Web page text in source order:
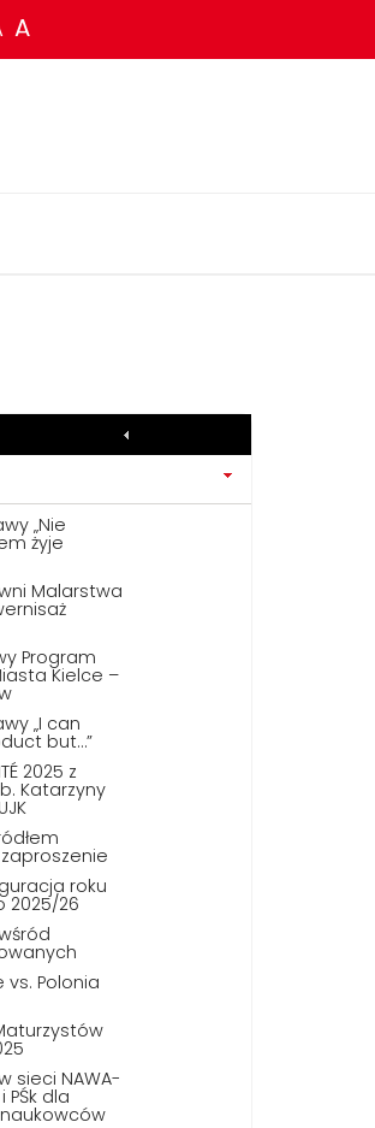
A
„Nie
żyje
Malarstwa
Program
Kielce –
„I can
but…”
2025 z
Katarzyny
roku
2025/26
vs. Polonia
sieci NAWA-
i PŚk dla